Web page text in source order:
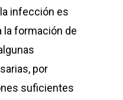
infección es
la formación de
por
suficientes